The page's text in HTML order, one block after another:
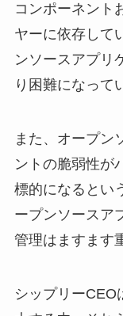
コンポーネント
ヤーに依存して
ンソースアプリ
り困難になって
また、オープン
ントの脆弱性が
標的になるとい
ープンソースア
管理はますます
シップリーCEO